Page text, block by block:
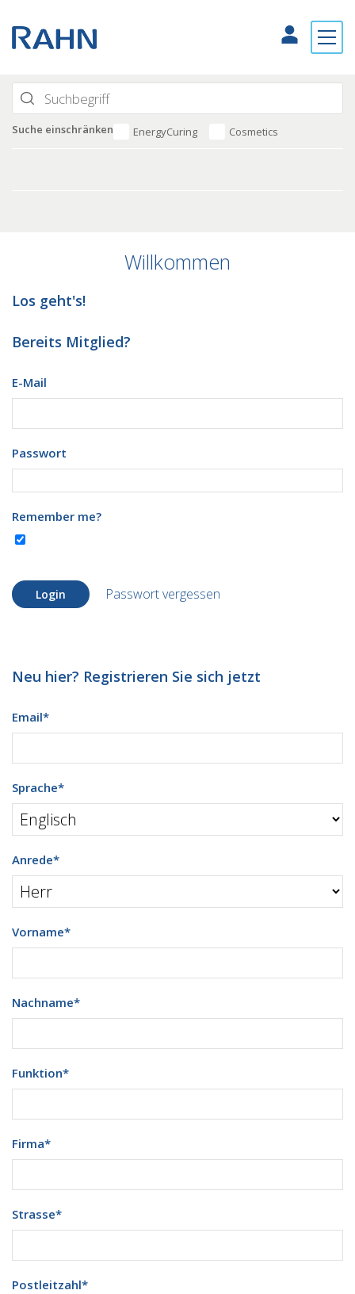
Suche einschränken EnergyCuring Cosmetics
Willkommen
Los geht's!
Bereits Mitglied?
E-Mail
Passwort
Remember me?
Login Passwort vergessen
Neu hier? Registrieren Sie sich jetzt
Email*
Sprache*
Anrede*
Vorname*
Nachname*
Funktion*
Firma*
Strasse*
Postleitzahl*